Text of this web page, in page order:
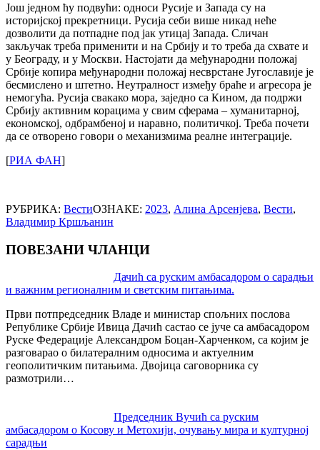
Још једном ћу подвући: односи Русије и Запада су на
историјској прекретници. Русија себи више никад неће
дозволити да потпадне под јак утицај Запада. Сличан
закључак треба применити и на Србију и то треба да схвате и
у Београду, и у Москви. Настојати да међународни положај
Србије копира међународни положај несврстане Југославије је
бесмислено и штетно. Неутралност између браће и агресора је
немогућа. Русија свакако мора, заједно са Кином, да подржи
Србију активним корацима у свим сферама – хуманитарној,
економској, одбрамбеној и наравно, политичкој. Треба почети
да се отворено говори о механизмима реалне интеграције.
[РИА ФАН]
РУБРИКА: ВестиОЗНАКЕ: 2023, Алина Арсенјева, Вести,
Владимир Кршљанин
ПОВЕЗАНИ ЧЛАНЦИ
Дачић са руским амбасадором о сарадњи
и важним регионалним и светским питањима.
Први потпредседник Владе и министaр спољних послова
Републике Србије Ивица Дачић састао се јуче са амбасадором
Руске Федерације Александром Боцан-Харченком, са којим је
разговарао о билатералним односима и актуелним
геополитичким питањима. Двојица саговорника су
размотрили…
Председник Вучић са руским
амбасадором о Косову и Метохији, очувању мира и културној
сарадњи
navigation